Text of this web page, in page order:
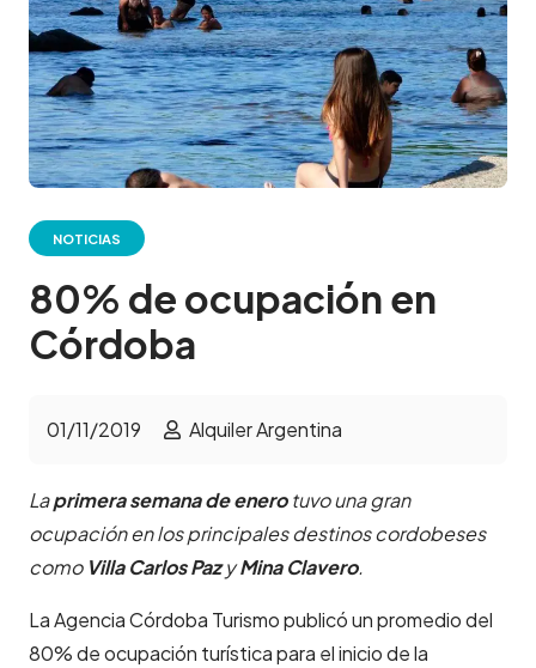
NOTICIAS
80% de ocupación en
Córdoba
01/11/2019 Alquiler Argentina
Laprimera semana de enerotuvo una gran
ocupación en los principales destinos cordobeses
como Villa Carlos PazyMina Clavero.
La Agencia Córdoba Turismo publicó un promedio del
80% de ocupación turística para el inicio de la